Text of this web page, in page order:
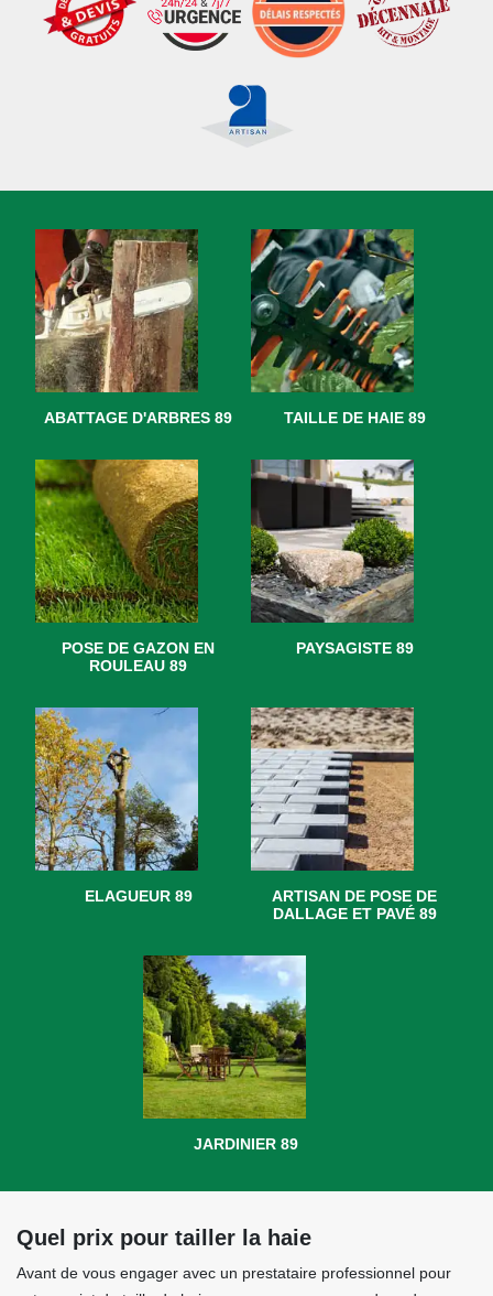
ABATTAGE D'ARBRES 89 TAILLE DE HAIE 89
POSE DE GAZON EN
ROULEAU 89
PAYSAGISTE 89
ELAGUEUR 89
ARTISAN DE POSE DE
DALLAGE ET PAVÉ 89
JARDINIER 89
Quel prix pour tailler la haie
Avant de vous engager avec un prestataire professionnel pour